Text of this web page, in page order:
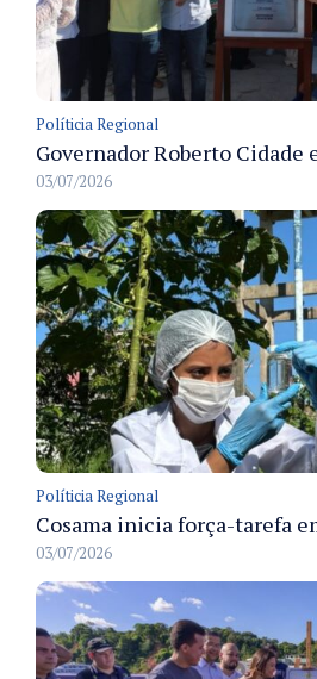
Políticia Regional
03/07/2026
Políticia Regional
03/07/2026